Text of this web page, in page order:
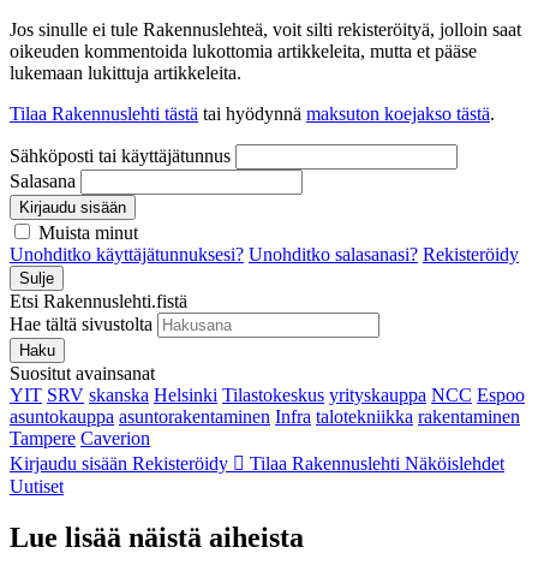
Jos sinulle ei tule Rakennuslehteä, voit silti rekisteröityä, jolloin saat
oikeuden kommentoida lukottomia artikkeleita, mutta et pääse
lukemaan lukittuja artikkeleita.
Tilaa Rakennuslehti tästä tai hyödynnä maksuton koejakso tästä.
Sähköposti tai käyttäjätunnus
Salasana
Kirjaudu sisään
Muista minut
Unohditko käyttäjätunnuksesi? Unohditko salasanasi? Rekisteröidy
Sulje
Etsi Rakennuslehti.fistä
Hae tältä sivustolta
Haku
Suositut avainsanat
YIT SRV skanska Helsinki Tilastokeskus yrityskauppa NCC Espoo
asuntokauppa asuntorakentaminen Infra talotekniikka rakentaminen
Tampere Caverion
Kirjaudu sisään Rekisteröidy Tilaa Rakennuslehti Näköislehdet
Uutiset
Lue lisää näistä aiheista